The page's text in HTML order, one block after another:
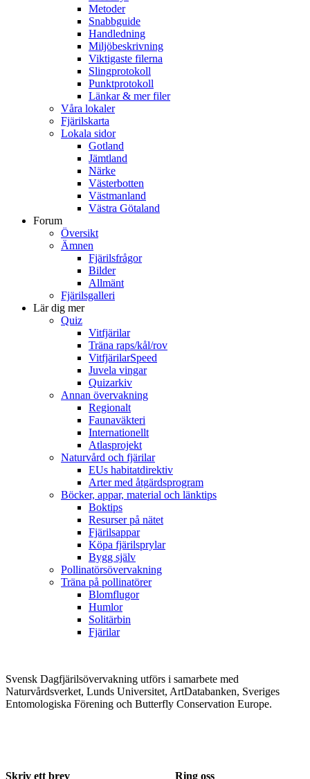
Metoder
Snabbguide
Handledning
Miljöbeskrivning
Viktigaste filerna
Slingprotokoll
Punktprotokoll
Länkar & mer filer
Våra lokaler
Fjärilskarta
Lokala sidor
Gotland
Jämtland
Närke
Västerbotten
Västmanland
Västra Götaland
Forum
Översikt
Ämnen
Fjärilsfrågor
Bilder
Allmänt
Fjärilsgalleri
Lär dig mer
Quiz
Vitfjärilar
Träna raps/kål/rov
VitfjärilarSpeed
Juvela vingar
Quizarkiv
Annan övervakning
Regionalt
Faunaväkteri
Internationellt
Atlasprojekt
Naturvård och fjärilar
EUs habitatdirektiv
Arter med åtgärdsprogram
Böcker, appar, material och länktips
Boktips
Resurser på nätet
Fjärilsappar
Köpa fjärilsprylar
Bygg själv
Pollinatörsövervakning
Träna på pollinatörer
Blomflugor
Humlor
Solitärbin
Fjärilar
Svensk Dagfjärilsövervakning utförs i samarbete med
Naturvårdsverket, Lunds Universitet, ArtDatabanken, Sveriges
Entomologiska Förening och Butterfly Conservation Europe.
Skriv ett brev Ring oss